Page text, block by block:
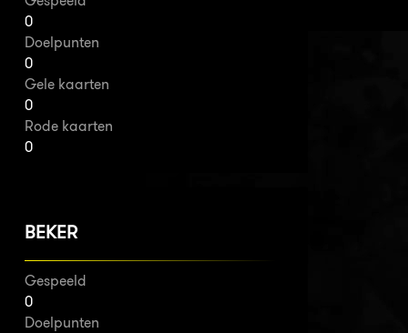
0
Doelpunten
0
Gele kaarten
0
Rode kaarten
0
BEKER
Gespeeld
0
Doelpunten